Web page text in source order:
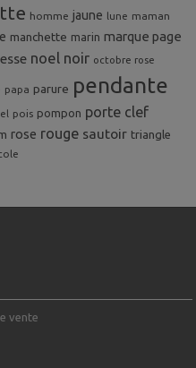
homme jaune lune maman
manchette marin marque page
noel noir octobre rose
papa parure pendante
pois pompon porte clef
rose rouge sautoir triangle
vente